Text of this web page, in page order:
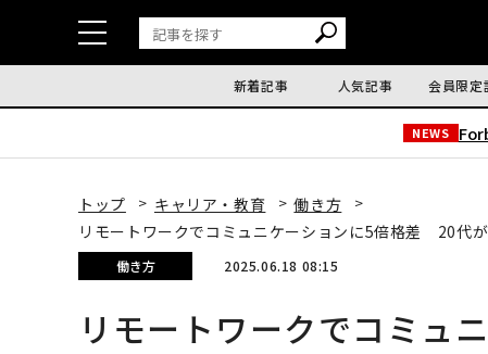
新着記事 人気記事 会員限定
NEWS
トップ キャリア・教育
働き方
リモートワークでコミュニケーションに5倍格差 20代
働き方 2025.06.18 08:15
リモートワークでコミュ